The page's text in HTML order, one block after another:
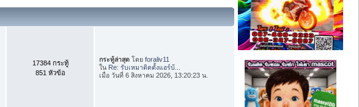
17384 กระทู้
851 หัวข้อ
กระทู้ล่าสุด โดยforaliv11
ใน Re: รับเหมาติดตั้งแอร์บ้...
เมื่อ วันที่ 6 สิงหาคม 2026, 13:20:23 น.